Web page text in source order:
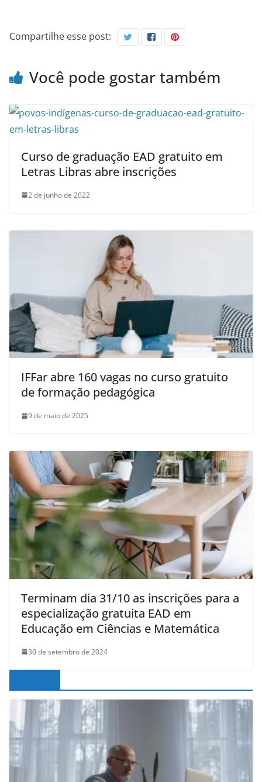
Compartilhe esse post:
Você pode gostar também
Curso de graduação EAD gratuito em
Letras Libras abre inscrições
2 de junho de 2022
IFFar abre 160 vagas no curso gratuito
de formação pedagógica
9 de maio de 2025
Terminam dia 31/10 as inscrições para a
especialização gratuita EAD em
Educação em Ciências e Matemática
30 de setembro de 2024